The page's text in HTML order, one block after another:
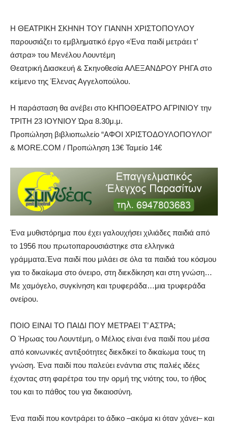
Η ΘΕΑΤΡΙΚΗ ΣΚΗΝΗ ΤΟΥ ΓΙΑΝΝΗ ΧΡΙΣΤΟΠΟΥΛΟΥ
παρουσιάζει το εμβληματικό έργο «Ένα παιδί μετράει τ’
άστρα» του Μενέλου Λουντέμη
Θεατρική Διασκευή & Σκηνοθεσία ΑΛΕΞΑΝΔΡΟΥ ΡΗΓΑ στο
κείμενο της Έλενας Αγγελοπούλου.
Η παράσταση θα ανέβει στο ΚΗΠΟΘΕΑΤΡΟ ΑΓΡΙΝΙΟΥ την
ΤΡΙΤΗ 23 ΙΟΥΝΙΟΥ Ώρα 8.30μ.μ.
Προπώληση βιβλιοπωλείο “ΑΦΟΙ ΧΡΙΣΤΟΔΟΥΛΟΠΟΥΛΟΙ”
& MORE.COM / Προπώληση 13€ Ταμείο 14€
Ένα μυθιστόρημα που έχει γαλουχήσει χιλιάδες παιδιά από
το 1956 που πρωτοπαρουσιάστηκε στα ελληνικά
γράμματα.Ένα παιδί που μιλάει σε όλα τα παιδιά του κόσμου
για το δικαίωμα στο όνειρο, στη διεκδίκηση και στη γνώση…
Με χαμόγελο, συγκίνηση και τρυφεράδα…μια τρυφεράδα
ονείρου.
ΠΟΙΟ ΕΙΝΑΙ ΤΟ ΠΑΙΔΙ ΠΟΥ ΜΕΤΡΑΕΙ Τ’ ΑΣΤΡΑ;
Ο Ήρωας του Λουντέμη, ο Μέλιος είναι ένα παιδί που μέσα
από κοινωνικές αντιξοότητες διεκδικεί το δικαίωμα τους τη
γνώση. Ένα παιδί που παλεύει ενάντια στις παλιές ιδέες
έχοντας στη φαρέτρα του την ορμή της νιότης του, το ήθος
του και το πάθος του για δικαιοσύνη.
Ένα παιδί που κοντράρει το άδικο –ακόμα κι όταν χάνει– και